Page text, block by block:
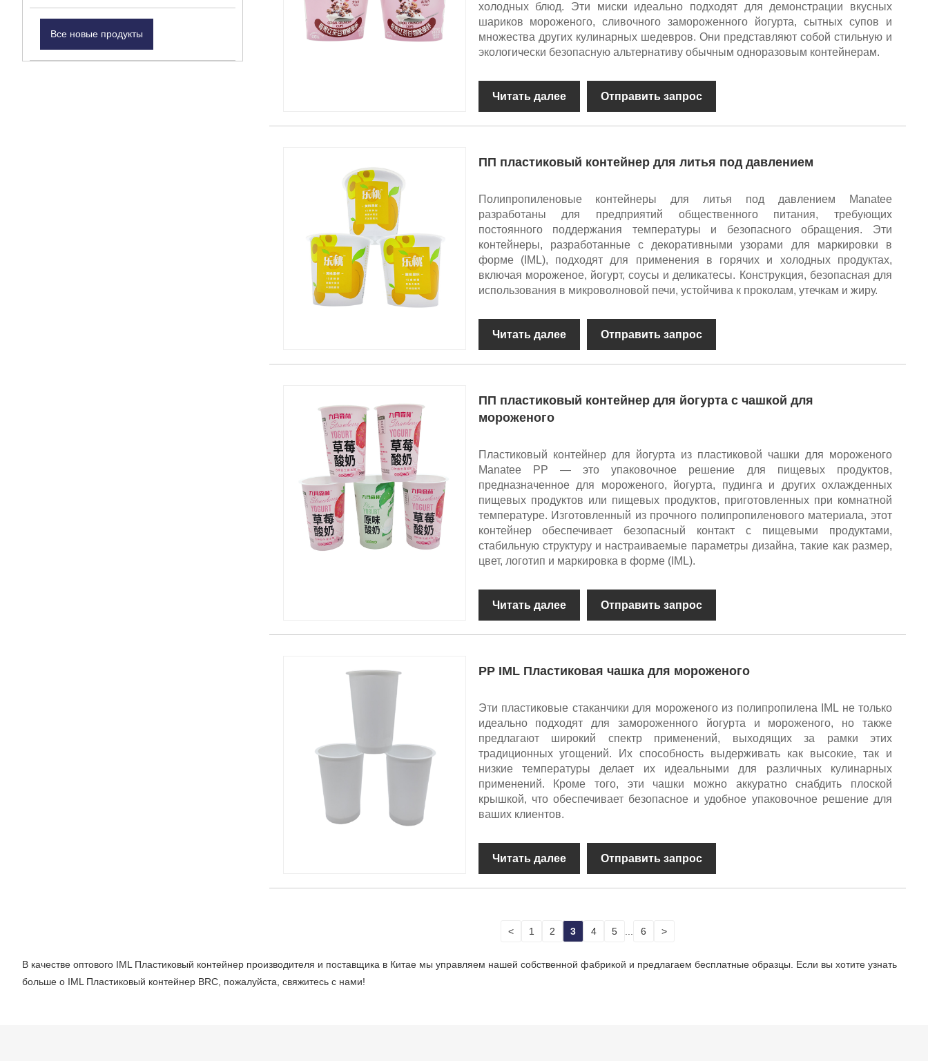
Все новые продукты
холодных блюд. Эти миски идеально подходят для демонстрации вкусных
шариков мороженого, сливочного замороженного йогурта, сытных супов и
множества других кулинарных шедевров. Они представляют собой стильную и
экологически безопасную альтернативу обычным одноразовым контейнерам.
Читать далее Отправить запрос
ПП пластиковый контейнер для литья под давлением
Полипропиленовые контейнеры для литья под давлением Manatee
разработаны для предприятий общественного питания, требующих
постоянного поддержания температуры и безопасного обращения. Эти
контейнеры, разработанные с декоративными узорами для маркировки в
форме (IML), подходят для применения в горячих и холодных продуктах,
включая мороженое, йогурт, соусы и деликатесы. Конструкция, безопасная для
использования в микроволновой печи, устойчива к проколам, утечкам и жиру.
Читать далее Отправить запрос
ПП пластиковый контейнер для йогурта с чашкой для
мороженого
Пластиковый контейнер для йогурта из пластиковой чашки для мороженого
Manatee PP — это упаковочное решение для пищевых продуктов,
предназначенное для мороженого, йогурта, пудинга и других охлажденных
пищевых продуктов или пищевых продуктов, приготовленных при комнатной
температуре. Изготовленный из прочного полипропиленового материала, этот
контейнер обеспечивает безопасный контакт с пищевыми продуктами,
стабильную структуру и настраиваемые параметры дизайна, такие как размер,
цвет, логотип и маркировка в форме (IML).
Читать далее Отправить запрос
PP IML Пластиковая чашка для мороженого
Эти пластиковые стаканчики для мороженого из полипропилена IML не только
идеально подходят для замороженного йогурта и мороженого, но также
предлагают широкий спектр применений, выходящих за рамки этих
традиционных угощений. Их способность выдерживать как высокие, так и
низкие температуры делает их идеальными для различных кулинарных
применений. Кроме того, эти чашки можно аккуратно снабдить плоской
крышкой, что обеспечивает безопасное и удобное упаковочное решение для
ваших клиентов.
Читать далее Отправить запрос
< 1 2 3 4 5 ... 6 >
В качестве оптового IML Пластиковый контейнер производителя и поставщика в Китае мы управляем нашей собственной фабрикой и предлагаем бесплатные образцы. Если вы хотите узнать
больше о IML Пластиковый контейнер BRC, пожалуйста, свяжитесь с нами!